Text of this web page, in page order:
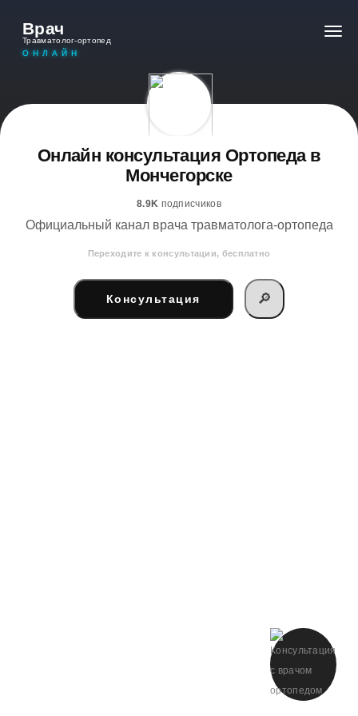
Врач
Травматолог-ортопед
ОНЛАЙН
Онлайн консультация Ортопеда в
Мончегорске
8.9K подписчиков
Официальный канал врача травматолога-ортопеда
Переходите к консультации, бесплатно
Консультация 🔎